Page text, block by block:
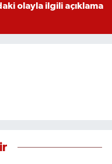
olayla ilgili açıklama